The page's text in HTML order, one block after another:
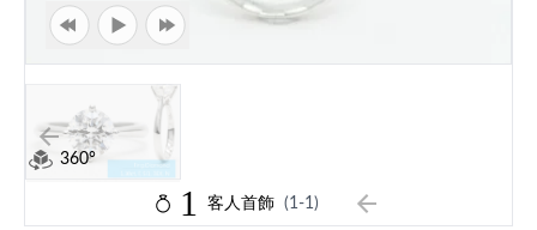
360°
1 客人首飾 (1-1)